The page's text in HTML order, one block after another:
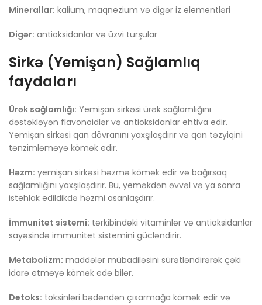
Minerallar: kalium, maqnezium və digər iz elementləri
Digər: antioksidanlar və üzvi turşular
Sirkə (Yemişan) Sağlamlıq
faydaları
Ürək sağlamlığı: Yemişan sirkəsi ürək sağlamlığını
dəstəkləyən flavonoidlər və antioksidanlar ehtiva edir.
Yemişan sirkəsi qan dövranını yaxşılaşdırır və qan təzyiqini
tənzimləməyə kömək edir.
Həzm: yemişan sirkəsi həzmə kömək edir və bağırsaq
sağlamlığını yaxşılaşdırır. Bu, yeməkdən əvvəl və ya sonra
istehlak edildikdə həzmi asanlaşdırır.
İmmunitet sistemi: tərkibindəki vitaminlər və antioksidanlar
sayəsində immunitet sistemini gücləndirir.
Metabolizm: maddələr mübadiləsini sürətləndirərək çəki
idarə etməyə kömək edə bilər.
Detoks: toksinləri bədəndən çıxarmağa kömək edir və